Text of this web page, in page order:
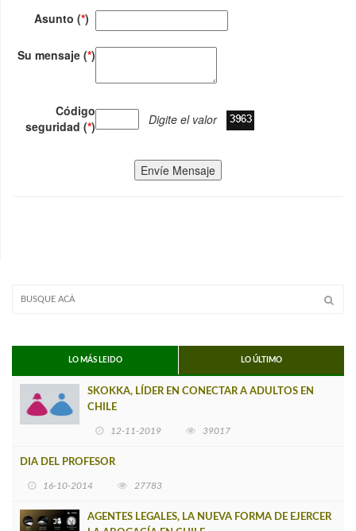
Asunto (*)
Su mensaje (*)
Código
seguridad (*) Digite el valor
Envíe Mensaje
LO MÁS LEIDO LO ÚLTIMO
SKOKKA, LÍDER EN CONECTAR A ADULTOS EN
CHILE
12-11-2019 39017
DIA DEL PROFESOR
16-10-2014 27783
AGENTES LEGALES, LA NUEVA FORMA DE EJERCER